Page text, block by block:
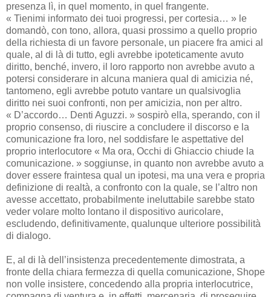
presenza lì, in quel momento, in quel frangente.
« Tienimi informato dei tuoi progressi, per cortesia… » le
domandò, con tono, allora, quasi prossimo a quello proprio
della richiesta di un favore personale, un piacere fra amici al
quale, al di là di tutto, egli avrebbe ipoteticamente avuto
diritto, benché, invero, il loro rapporto non avrebbe avuto a
potersi considerare in alcuna maniera qual di amicizia né,
tantomeno, egli avrebbe potuto vantare un qualsivoglia
diritto nei suoi confronti, non per amicizia, non per altro.
« D’accordo… Denti Aguzzi. » sospirò ella, sperando, con il
proprio consenso, di riuscire a concludere il discorso e la
comunicazione fra loro, nel soddisfare le aspettative del
proprio interlocutore « Ma ora, Occhi di Ghiaccio chiude la
comunicazione. » soggiunse, in quanto non avrebbe avuto a
dover essere fraintesa qual un ipotesi, ma una vera e propria
definizione di realtà, a confronto con la quale, se l’altro non
avesse accettato, probabilmente ineluttabile sarebbe stato
veder volare molto lontano il dispositivo auricolare,
escludendo, definitivamente, qualunque ulteriore possibilità
di dialogo.
E, al di là dell’insistenza precedentemente dimostrata, a
fronte della chiara fermezza di quella comunicazione, Shope
non volle insistere, concedendo alla propria interlocutrice,